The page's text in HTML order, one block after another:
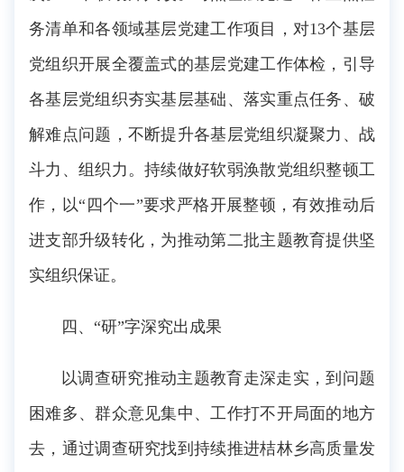
务清单和各领域基层党建工作项目，对13个基层
党组织开展全覆盖式的基层党建工作体检，引导
各基层党组织夯实基层基础、落实重点任务、破
解难点问题，不断提升各基层党组织凝聚力、战
斗力、组织力。持续做好软弱涣散党组织整顿工
作，以“四个一”要求严格开展整顿，有效推动后
进支部升级转化，为推动第二批主题教育提供坚
实组织保证。
四、“研”字深究出成果
以调查研究推动主题教育走深走实，到问题
困难多、群众意见集中、工作打不开局面的地方
去，通过调查研究找到持续推进桔林乡高质量发